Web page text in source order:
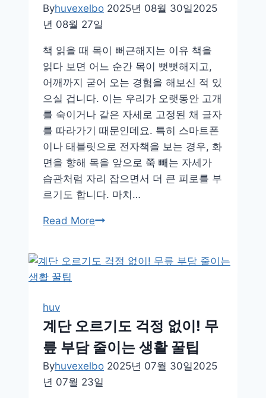
깨
를
드
럽
게
푸
는
5
분
루
틴
Byhuvexelbo 2025년 08월 30일2025
년 08월 27일
책 읽을 때 목이 뻐근해지는 이유 책을
읽다 보면 어느 순간 목이 뻣뻣해지고,
어깨까지 굳어 오는 경험을 해보신 적 있
으실 겁니다. 이는 우리가 오랫동안 고개
를 숙이거나 같은 자세로 고정된 채 글자
를 따라가기 때문인데요. 특히 스마트폰
이나 태블릿으로 전자책을 보는 경우, 화
면을 향해 목을 앞으로 쭉 빼는 자세가
습관처럼 자리 잡으면서 더 큰 피로를 부
르기도 합니다. 마치…
Read More독
간
안
하
게
만
huv
계단 오르기도 걱정 없이! 무
릎 부담 줄이는 생활 꿀팁
Byhuvexelbo 2025년 07월 30일2025
년 07월 23일